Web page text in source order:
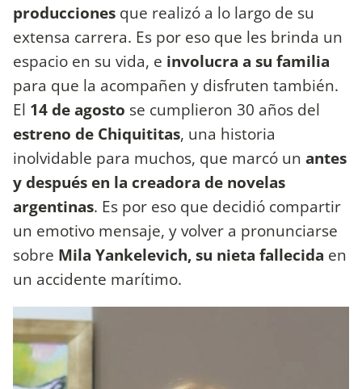
producciones que realizó a lo largo de su
extensa carrera. Es por eso que les brinda un
espacio en su vida, e involucra a su familia
para que la acompañen y disfruten también.
El 14 de agosto se cumplieron 30 años del
estreno de Chiquititas, una historia
inolvidable para muchos, que marcó un antes
y después en la creadora de novelas
argentinas. Es por eso que decidió compartir
un emotivo mensaje, y volver a pronunciarse
sobre Mila Yankelevich, su nieta fallecida en
un accidente marítimo.